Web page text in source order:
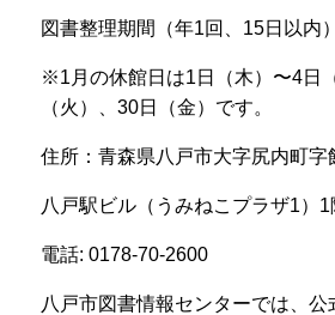
図書整理期間（年1回、 15日以内）
※1 月の休館日は1日（木）〜4日
（火）、30日（金）です。
住所：青森県八戸市大字尻内町字
八戸駅ビル（うみねこプラザ1） 1
電話: 0178-70-2600
八戸市図書情報センターでは、公